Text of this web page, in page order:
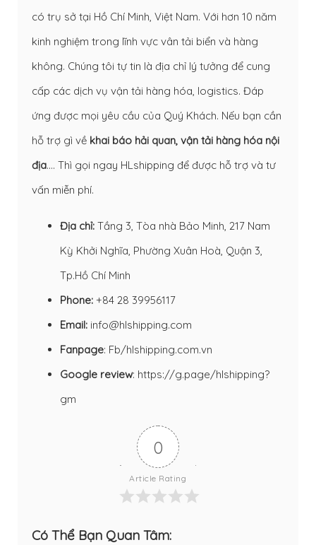
có trụ sở tại Hồ Chí Minh, Việt Nam. Với hơn 10 năm
kinh nghiệm trong lĩnh vực vân tải biển và hàng
không. Chúng tôi tự tin là địa chỉ lý tưởng để cung
cấp các dịch vụ vận tải hàng hóa, logistics. Đáp
ứng được mọi yêu cầu của Quý Khách. Nếu bạn cần
hỗ trợ gì về khai báo hải quan, vận tải hàng hóa nội
địa…. Thì gọi ngay HLshipping để được hỗ trợ và tư
vấn miễn phí.
Địa chỉ: Tầng 3, Tòa nhà Bảo Minh, 217 Nam
Kỳ Khởi Nghĩa, Phường Xuân Hoà, Quận 3,
Tp.Hồ Chí Minh
Phone: +84 28 39956117
Email: info@hlshipping.com
Fanpage: Fb/hlshipping.com.vn
Google review: https://g.page/hlshipping?
gm
0
Article Rating
Có Thể Bạn Quan Tâm: